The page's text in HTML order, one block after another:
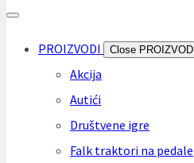
PROIZVODI Close PROIZVODI
Akcija
Autići
Društvene igre
Falk traktori na pedale